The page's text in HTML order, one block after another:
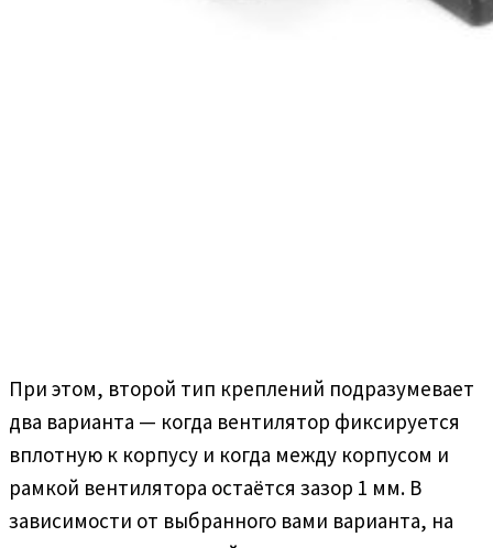
При этом, второй тип креплений подразумевает
два варианта — когда вентилятор фиксируется
вплотную к корпусу и когда между корпусом и
рамкой вентилятора остаётся зазор 1 мм. В
зависимости от выбранного вами варианта, на